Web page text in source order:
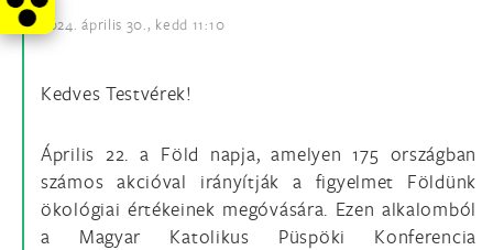
2024. április 30., kedd 11:10
Kedves Testvérek!
Április 22. a Föld napja, amelyen 175 országban
számos akcióval irányítják a figyelmet Földünk
ökológiai értékeinek megóvására. Ezen alkalomból
a Magyar Katolikus Püspöki Konferencia